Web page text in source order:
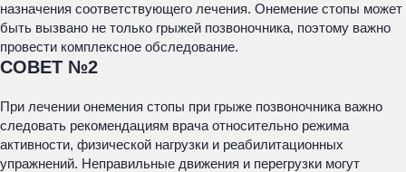
назначения соответствующего лечения. Онемение стопы может
быть вызвано не только грыжей позвоночника, поэтому важно
провести комплексное обследование.
СОВЕТ №2
При лечении онемения стопы при грыже позвоночника важно
следовать рекомендациям врача относительно режима
активности, физической нагрузки и реабилитационных
упражнений. Неправильные движения и перегрузки могут